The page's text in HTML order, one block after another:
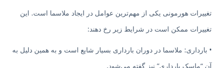
تغییرات هورمونی یکی از مهم‌ترین عوامل در ایجاد ملاسما است. این
تغییرات ممکن است در شرایط زیر رخ دهند:
• بارداری: ملاسما در دوران بارداری بسیار شایع است و به همین دلیل به
آن “ماسک بارداری” نیز گفته می‌شود.